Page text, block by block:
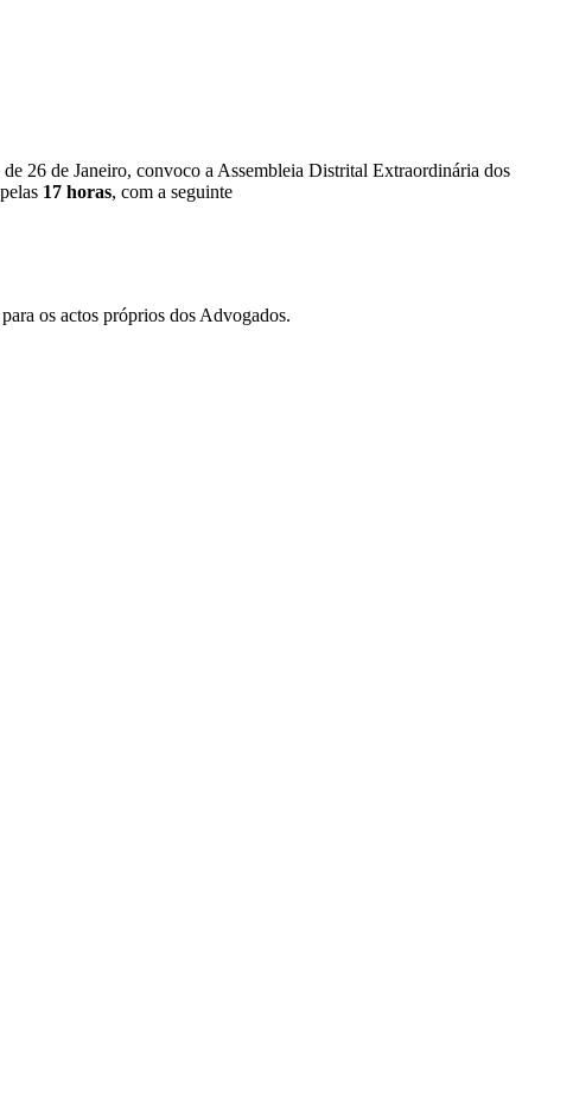
26 de Janeiro, convoco a Assembleia Distrital Extraordinária dos
pelas 17 horas, com a seguinte
os actos próprios dos Advogados.